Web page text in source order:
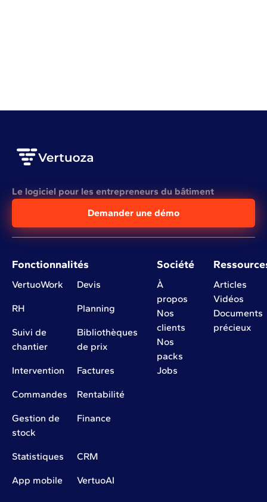
Le logiciel pour les entrepreneurs du bâtiment
Demander une démo
Fonctionnalités
VertuoWork Devis
RH Planning
Suivi de
chantier
Bibliothèques
de prix
Intervention Factures
Commandes Rentabilité
Gestion de
stock
Finance
Statistiques CRM
App mobile VertuoAI
Société
À
propos
Nos
clients
Nos
packs
Jobs
Articles
Vidéos
Documents
précieux